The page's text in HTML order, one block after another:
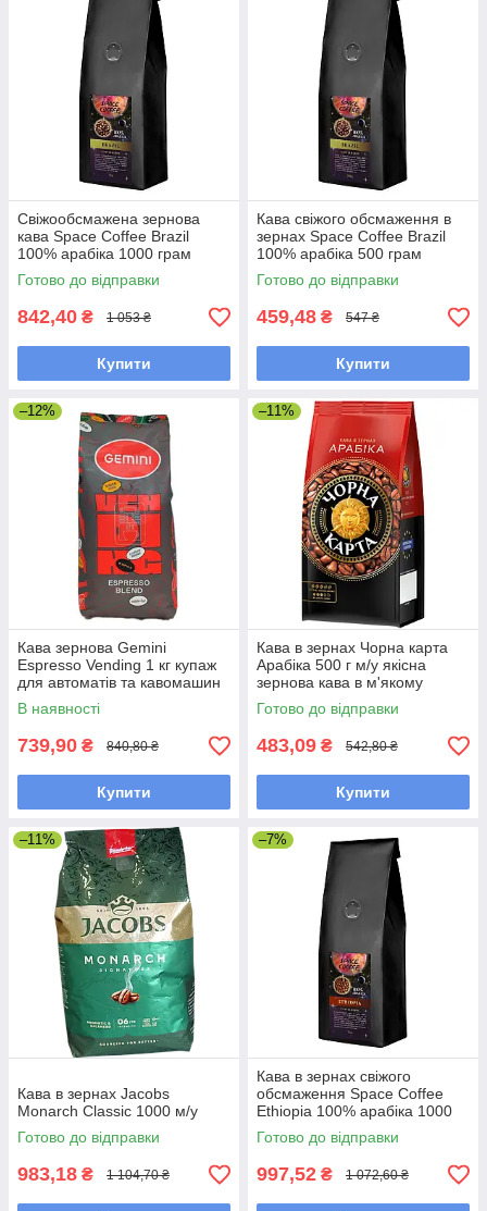
Свіжообсмажена зернова
кава Space Coffee Brazil
100% арабіка 1000 грам
Готово до відправки
842,40 ₴ 1 053 ₴
Купити
Кава свіжого обсмаження в
зернах Space Coffee Brazil
100% арабіка 500 грам
Готово до відправки
459,48 ₴ 547 ₴
Купити
–12%
Кава зернова Gemini
Espresso Vending 1 кг купаж
для автоматів та кавомашин
В наявності
739,90 ₴ 840,80 ₴
Купити
–11%
Кава в зернах Чорна карта
Арабіка 500 г м/у якісна
зернова кава в м'якому
пакованні
Готово до відправки
483,09 ₴ 542,80 ₴
Купити
–11%
Кава в зернах Jacobs
Monarch Classic 1000 м/у
Готово до відправки
983,18 ₴ 1 104,70 ₴
–7%
Кава в зернах свіжого
обсмаження Space Coffee
Ethiopia 100% арабіка 1000
грам
Готово до відправки
997,52 ₴ 1 072,60 ₴